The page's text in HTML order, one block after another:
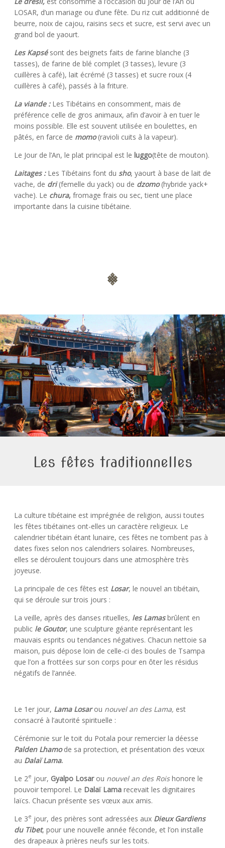
LOSAR, d’un mariage ou d’une fête. Du riz cuit additionné de
beurre, noix de cajou, raisins secs et sucre, est servi avec un
grand bol de yaourt.
Les Kapsé sont des beignets faits de farine blanche (3
tasses), de farine de blé complet (3 tasses), levure (3
cuillères à café), lait écrémé (3 tasses) et sucre roux (4
cuillères à café), passés à la friture.
La viande : Les Tibétains en consomment, mais de
préférence celle de gros animaux, afin d’avoir à en tuer le
moins possible. Elle est souvent utilisée en boulettes, en
pâtés, en farce de momo (ravioli cuits à la vapeur).
Le Jour de l’An, le plat principal est le luggo(tête de mouton).
Laitages : Les Tibétains font du sho, yaourt à base de lait de
vache, de dri (femelle du yack) ou de dzomo(hybride yack+
vache). Le chura, fromage frais ou sec, tient une place
importante dans la cuisine tibétaine.
Les fêtes traditionnelles
La culture tibétaine est imprégnée de religion, aussi toutes
les fêtes tibétaines ont-elles un caractère religieux. Le
calendrier tibétain étant lunaire, ces fêtes ne tombent pas à
dates fixes selon nos calendriers solaires. Nombreuses,
elles se déroulent toujours dans une atmosphère très
joyeuse.
La principale de ces fêtes est Losar, le nouvel an tibétain,
qui se déroule sur trois jours :
La veille, après des danses rituelles, les Lamasbrûlent en
public le Goutor, une sculpture géante représentant les
mauvais esprits ou tendances négatives. Chacun nettoie sa
maison, puis dépose loin de celle-ci des boules de Tsampa
que l’on a frottées sur son corps pour en ôter les résidus
négatifs de l’année.
Le 1er jour, Lama Losarou nouvel an des Lama, est
consacré à l’autorité spirituelle :
Cérémonie sur le toit du Potala pour remercier la déesse
Palden Lhamode sa protection, et présentation des vœux
au Dalaï Lama.
Le 2e jour, Gyalpo Losarou nouvel an des Roishonore le
pouvoir temporel. Le Dalaï Lama recevait les dignitaires
laïcs. Chacun présente ses vœux aux amis.
Le 3e jour, des prières sont adressées aux Dieux Gardiens
du Tibet, pour une nouvelle année féconde, et l’on installe
des drapeaux à prières neufs sur les toits.